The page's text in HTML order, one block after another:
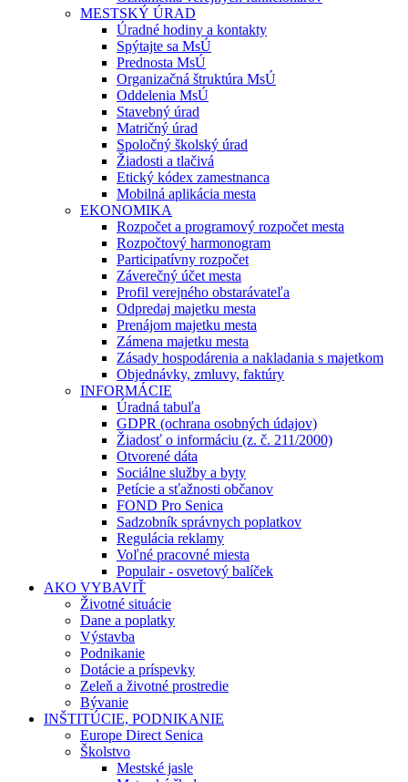
MESTSKÝ ÚRAD
Úradné hodiny a kontakty
Spýtajte sa MsÚ
Prednosta MsÚ
Organizačná štruktúra MsÚ
Oddelenia MsÚ
Stavebný úrad
Matričný úrad
Spoločný školský úrad
Žiadosti a tlačivá
Etický kódex zamestnanca
Mobilná aplikácia mesta
EKONOMIKA
Rozpočet a programový rozpočet mesta
Rozpočtový harmonogram
Participatívny rozpočet
Záverečný účet mesta
Profil verejného obstarávateľa
Odpredaj majetku mesta
Prenájom majetku mesta
Zámena majetku mesta
Zásady hospodárenia a nakladania s majetkom
Objednávky, zmluvy, faktúry
INFORMÁCIE
Úradná tabuľa
GDPR (ochrana osobných údajov)
Žiadosť o informáciu (z. č. 211/2000)
Otvorené dáta
Sociálne služby a byty
Petície a sťažnosti občanov
FOND Pro Senica
Sadzobník správnych poplatkov
Regulácia reklamy
Voľné pracovné miesta
Populair - osvetový balíček
AKO VYBAVIŤ
Životné situácie
Dane a poplatky
Výstavba
Podnikanie
Dotácie a príspevky
Zeleň a životné prostredie
Bývanie
INŠTITÚCIE, PODNIKANIE
Europe Direct Senica
Školstvo
Mestské jasle